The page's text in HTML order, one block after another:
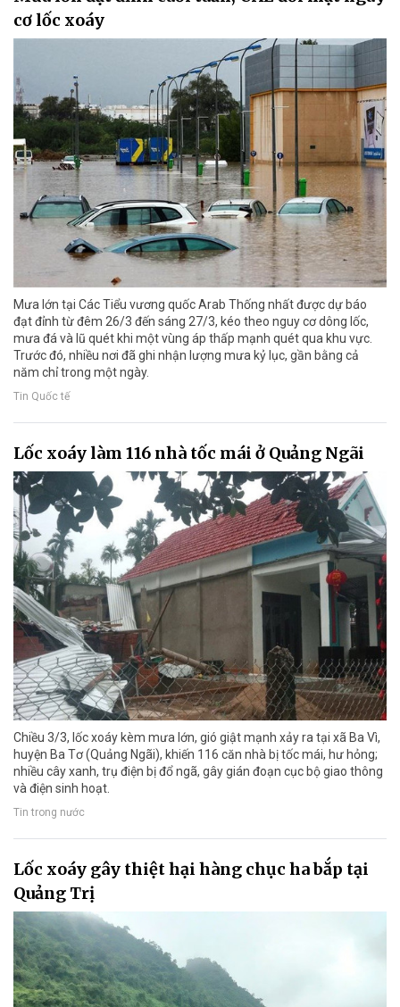
cơ lốc xoáy
Mưa lớn tại Các Tiểu vương quốc Arab Thống nhất được dự báo
đạt đỉnh từ đêm 26/3 đến sáng 27/3, kéo theo nguy cơ dông lốc,
mưa đá và lũ quét khi một vùng áp thấp mạnh quét qua khu vực.
Trước đó, nhiều nơi đã ghi nhận lượng mưa kỷ lục, gần bằng cả
năm chỉ trong một ngày.
Tin Quốc tế
Lốc xoáy làm 116 nhà tốc mái ở Quảng Ngãi
Chiều 3/3, lốc xoáy kèm mưa lớn, gió giật mạnh xảy ra tại xã Ba Vì,
huyện Ba Tơ (Quảng Ngãi), khiến 116 căn nhà bị tốc mái, hư hỏng;
nhiều cây xanh, trụ điện bị đổ ngã, gây gián đoạn cục bộ giao thông
và điện sinh hoạt.
Tin trong nước
Lốc xoáy gây thiệt hại hàng chục ha bắp tại
Quảng Trị